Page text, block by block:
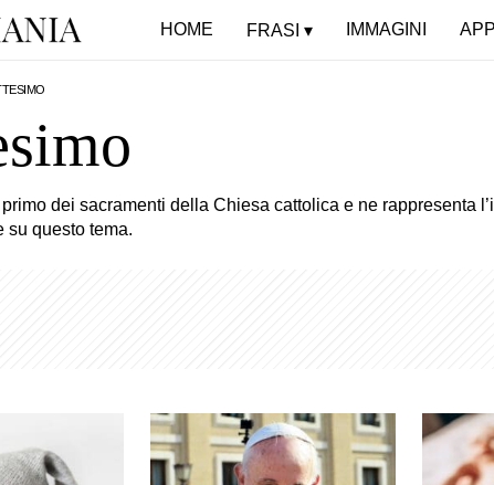
HOME FRASI IMMAGINI APP
primo dei sacramenti della Chiesa cattolica e ne rappresenta
su questo tema.